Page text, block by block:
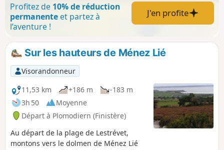
Profitez de 10% de réduction
permanenteet partez à
l’aventure !
J'en profite
Sur les hauteurs de Ménez Lié
Visorandonneur
11,53 km
+186 m
-183 m
3h 50
Moyenne
Départ à Plomodiern (Finistère)
Au départ de la plage de Lestrévet,
montons vers le dolmen de Ménez Lié